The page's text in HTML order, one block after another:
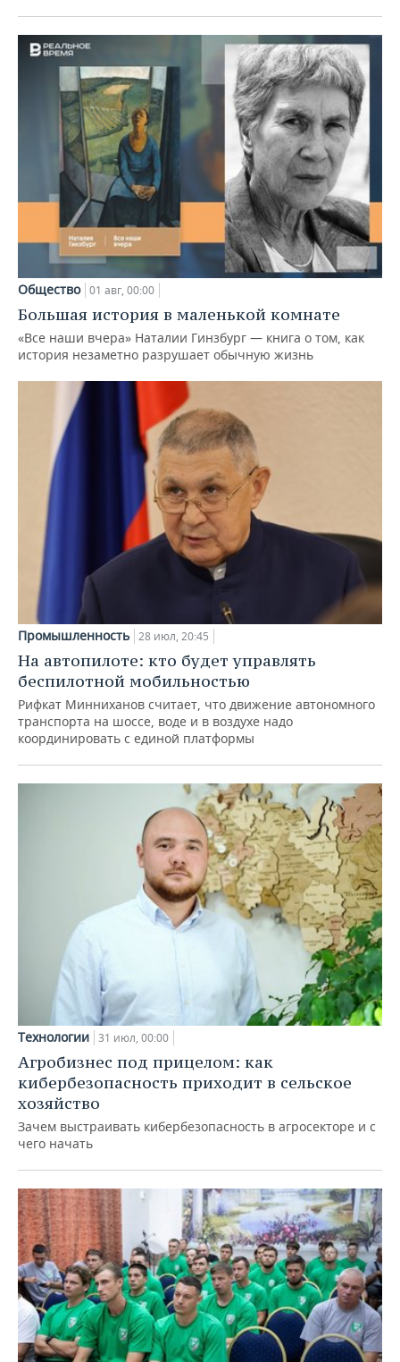
Общество 01 авг, 00:00
Большая история в маленькой комнате
«Все наши вчера» Наталии Гинзбург — книга о том, как
история незаметно разрушает обычную жизнь
Промышленность 28 июл, 20:45
На автопилоте: кто будет управлять
беспилотной мобильностью
Рифкат Минниханов считает, что движение автономного
транспорта на шоссе, воде и в воздухе надо
координировать с единой платформы
Технологии 31 июл, 00:00
Агробизнес под прицелом: как
кибербезопасность приходит в сельское
хозяйство
Зачем выстраивать кибербезопасность в агросекторе и с
чего начать